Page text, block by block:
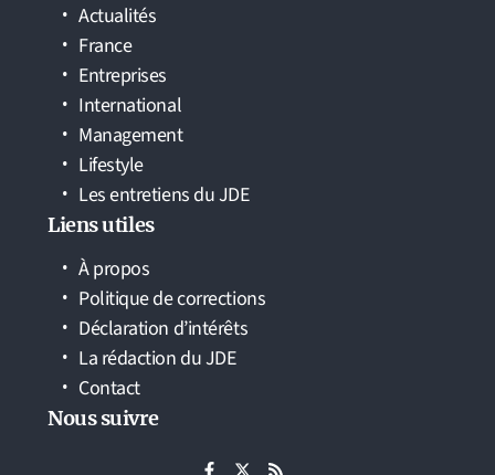
Actualités
France
Entreprises
International
Management
Lifestyle
Les entretiens du JDE
Liens utiles
À propos
Politique de corrections
Déclaration d’intérêts
La rédaction du JDE
Contact
Nous suivre